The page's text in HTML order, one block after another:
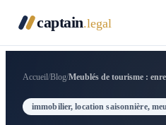
captain.legal
Accueil/Blog/Meublés de tourisme :
immobilier, location saisonnière,